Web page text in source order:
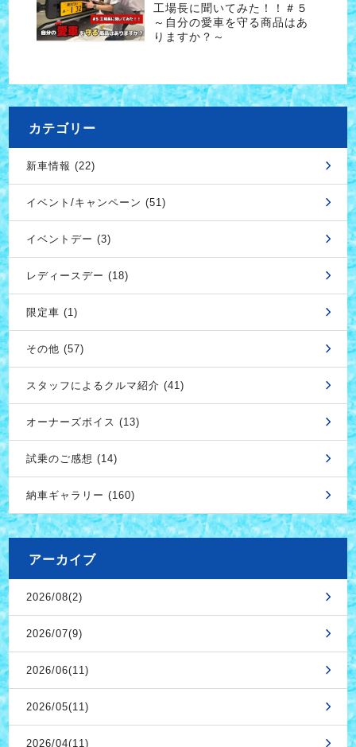
工場長に聞いてみた！！＃５
～自分の愛車を守る商品はあ
りますか？～
カテゴリー
新車情報 (22)
イベント/キャンペーン (51)
イベントデー (3)
レディースデー (18)
限定車 (1)
その他 (57)
スタッフによるクルマ紹介 (41)
オーナーズボイス (13)
試乗のご感想 (14)
納車ギャラリー (160)
アーカイブ
2026/08(2)
2026/07(9)
2026/06(11)
2026/05(11)
2026/04(11)